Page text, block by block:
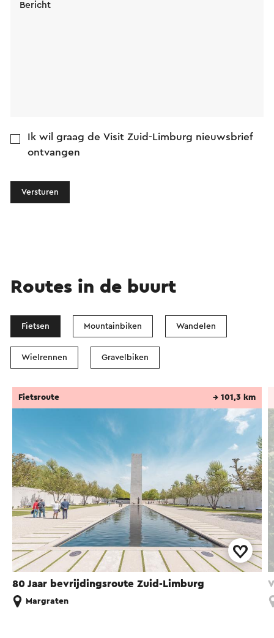
Bericht
Ik wil graag de Visit Zuid-Limburg nieuwsbrief
ontvangen
Versturen
Routes in de buurt
Fietsen Mountainbiken Wandelen
Wielrennen Gravelbiken
80 Jaar bevrijdingsroute Zuid-Limburg
Fietsroute → 101,3 km
Margraten